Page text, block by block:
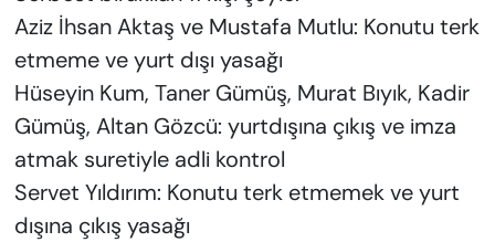
Aziz İhsan Aktaş ve Mustafa Mutlu: Konutu terk
etmeme ve yurt dışı yasağı
Hüseyin Kum, Taner Gümüş, Murat Bıyık, Kadir
Gümüş, Altan Gözcü: yurtdışına çıkış ve imza
atmak suretiyle adli kontrol
Servet Yıldırım: Konutu terk etmemek ve yurt
dışına çıkış yasağı